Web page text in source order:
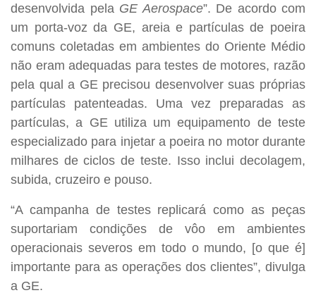
desenvolvida pela GE Aerospace”. De acordo com
um porta-voz da GE, areia e partículas de poeira
comuns coletadas em ambientes do Oriente Médio
não eram adequadas para testes de motores, razão
pela qual a GE precisou desenvolver suas próprias
partículas patenteadas. Uma vez preparadas as
partículas, a GE utiliza um equipamento de teste
especializado para injetar a poeira no motor durante
milhares de ciclos de teste. Isso inclui decolagem,
subida, cruzeiro e pouso.
“A campanha de testes replicará como as peças
suportariam condições de vôo em ambientes
operacionais severos em todo o mundo, [o que é]
importante para as operações dos clientes”, divulga
a GE.